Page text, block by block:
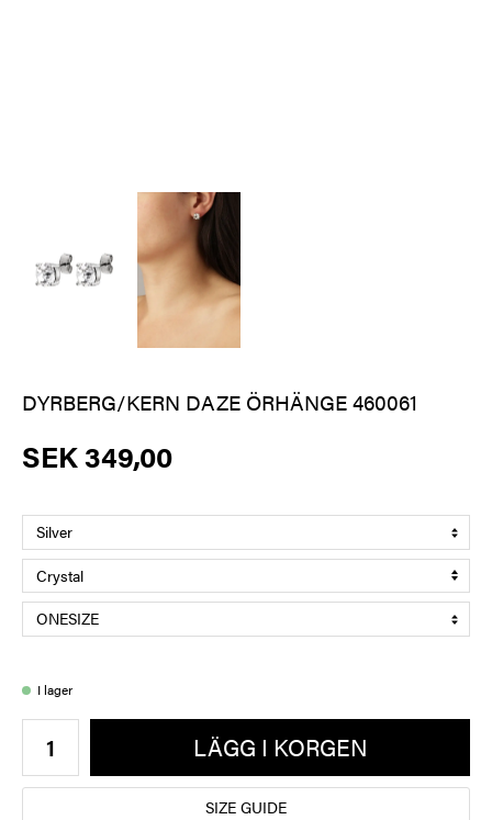
DYRBERG/KERN DAZE ÖRHÄNGE 460061
SEK 349,00
I lager
LÄGG I KORGEN
SIZE GUIDE